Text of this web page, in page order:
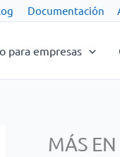
Documentación
para empresas
MÁS